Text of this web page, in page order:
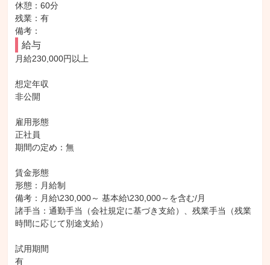
休憩：60分
残業：有
備考：
給与
月給230,000円以上
想定年収
非公開
雇用形態
正社員
期間の定め：無
賃金形態
形態：月給制
備考：月給\230,000～ 基本給\230,000～を含む/月
諸手当：通勤手当（会社規定に基づき支給）、残業手当（残業
時間に応じて別途支給）
試用期間
有